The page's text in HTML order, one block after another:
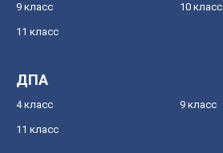
9 класс 10 класс
11 класс
ДПА
4 класс 9 класс
11 класс